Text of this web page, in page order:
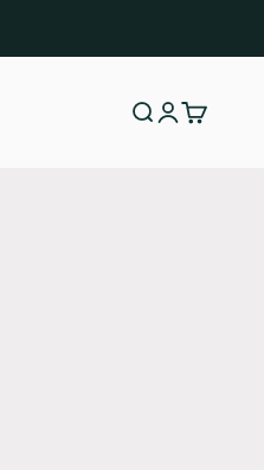
SucheAnmelden